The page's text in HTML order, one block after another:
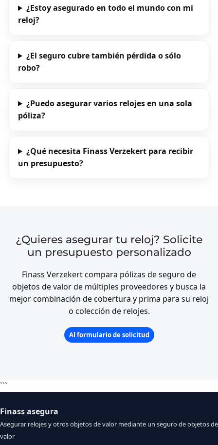
¿Estoy asegurado en todo el mundo con mi
reloj?
¿El seguro cubre también pérdida o sólo
robo?
¿Puedo asegurar varios relojes en una sola
póliza?
¿Qué necesita Finass Verzekert para recibir
un presupuesto?
¿Quieres asegurar tu reloj? Solicite
un presupuesto personalizado
Finass Verzekert compara pólizas de seguro de
objetos de valor de múltiples proveedores y busca la
mejor combinación de cobertura y prima para su reloj
o colección de relojes.
Al formulario de solicitud
```
Finass asegura
Asegurar relojes y otros objetos de valor mediante un seguro de objetos de
valor